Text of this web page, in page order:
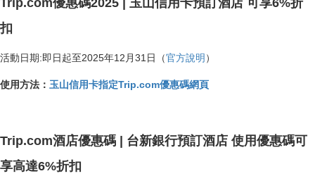
Trip.com優惠碼2025 | 玉山信用卡預訂酒店 可享6%折
扣
活動日期:即日起至2025年12月31日（官方說明 ）
使用方法： 玉山信用卡指定Trip.com優惠碼網頁
Trip.com酒店優惠碼 | 台新銀行預訂酒店 使用優惠碼可
享高達6%折扣